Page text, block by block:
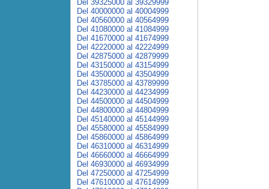
Del 39325000 al 39329999
Del 40000000 al 40004999
Del 40560000 al 40564999
Del 41080000 al 41084999
Del 41670000 al 41674999
Del 42220000 al 42224999
Del 42875000 al 42879999
Del 43150000 al 43154999
Del 43500000 al 43504999
Del 43785000 al 43789999
Del 44230000 al 44234999
Del 44500000 al 44504999
Del 44800000 al 44804999
Del 45140000 al 45144999
Del 45580000 al 45584999
Del 45860000 al 45864999
Del 46310000 al 46314999
Del 46660000 al 46664999
Del 46930000 al 46934999
Del 47250000 al 47254999
Del 47610000 al 47614999